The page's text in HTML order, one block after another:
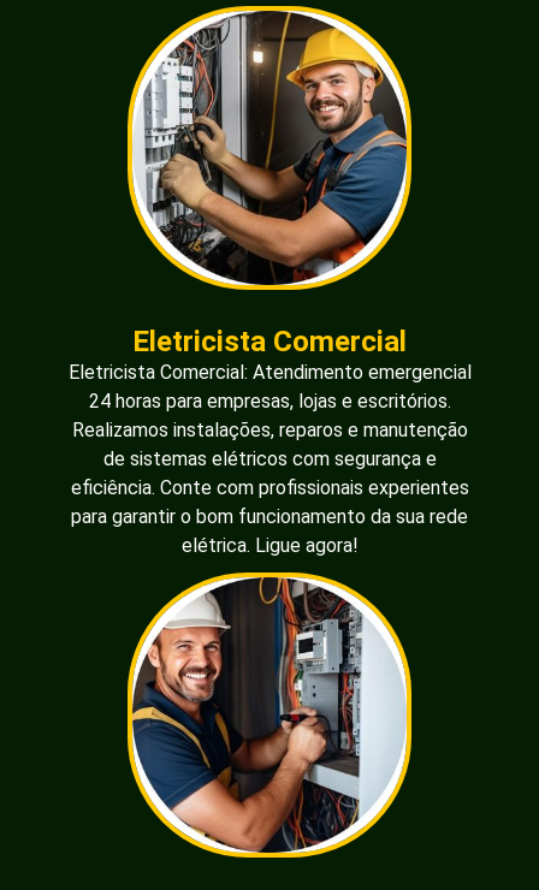
Eletricista Comercial
Eletricista Comercial: Atendimento emergencial
24 horas para empresas, lojas e escritórios.
Realizamos instalações, reparos e manutenção
de sistemas elétricos com segurança e
eficiência. Conte com profissionais experientes
para garantir o bom funcionamento da sua rede
elétrica. Ligue agora!